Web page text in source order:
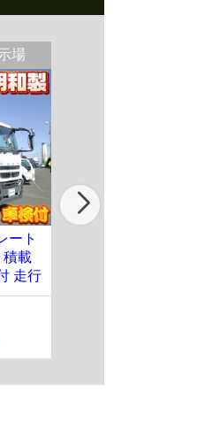
場
ート
積載
走行